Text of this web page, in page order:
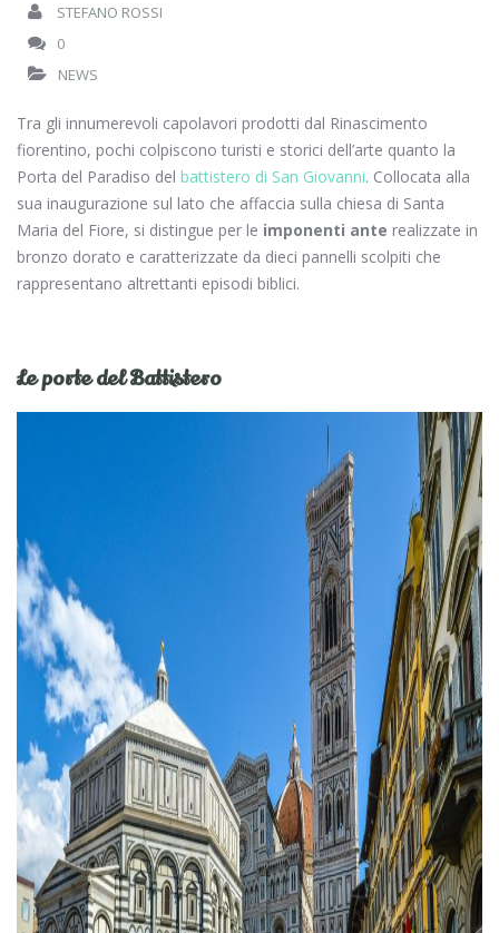
STEFANO ROSSI
0
NEWS
Tra gli innumerevoli capolavori prodotti dal Rinascimento
fiorentino, pochi colpiscono turisti e storici dell’arte quanto la
Porta del Paradiso del battistero di San Giovanni. Collocata alla
sua inaugurazione sul lato che affaccia sulla chiesa di Santa
Maria del Fiore, si distingue per le imponenti ante realizzate in
bronzo dorato e caratterizzate da dieci pannelli scolpiti che
rappresentano altrettanti episodi biblici.
Le porte del Battistero